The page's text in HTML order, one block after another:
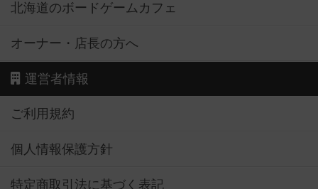
北海道のボードゲームカフェ
オーナー・店長の方へ
運営者情報
ご利用規約
個人情報保護方針
特定商取引法に基づく表記